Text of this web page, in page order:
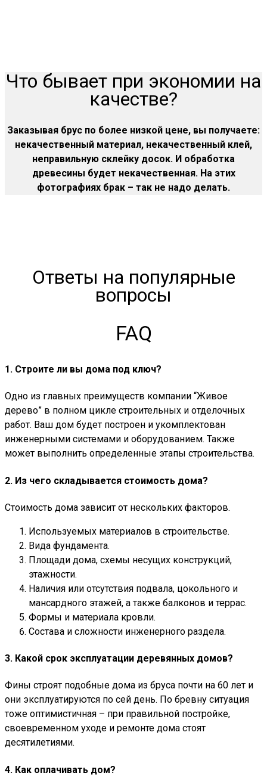
Что бывает при экономии на
качестве?
Заказывая брус по более низкой цене, вы получаете:
некачественный материал, некачественный клей,
неправильную склейку досок. И обработка
древесины будет некачественная. На этих
фотографиях брак – так не надо делать.
Ответы на популярные
вопросы
FAQ
1. Строите ли вы дома под ключ?
Одно из главных преимуществ компании “Живое
дерево” в полном цикле строительных и отделочных
работ. Ваш дом будет построен и укомплектован
инженерными системами и оборудованием. Также
может выполнить определенные этапы строительства.
2. Из чего складывается стоимость дома?
Стоимость дома зависит от нескольких факторов.
Используемых материалов в строительстве.
Вида фундамента.
Площади дома, схемы несущих конструкций,
этажности.
Наличия или отсутствия подвала, цокольного и
мансардного этажей, а также балконов и террас.
Формы и материала кровли.
Состава и сложности инженерного раздела.
3. Какой срок эксплуатации деревянных домов?
Фины строят подобные дома из бруса почти на 60 лет и
они эксплуатируются по сей день. По бревну ситуация
тоже оптимистичная – при правильной постройке,
своевременном уходе и ремонте дома стоят
десятилетиями.
4. Как оплачивать дом?